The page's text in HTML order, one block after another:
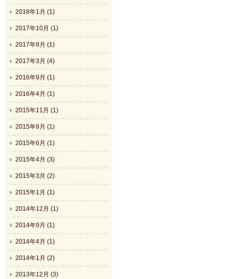
2018年1月 (1)
2017年10月 (1)
2017年9月 (1)
2017年3月 (4)
2016年9月 (1)
2016年4月 (1)
2015年11月 (1)
2015年9月 (1)
2015年6月 (1)
2015年4月 (3)
2015年3月 (2)
2015年1月 (1)
2014年12月 (1)
2014年9月 (1)
2014年4月 (1)
2014年1月 (2)
2013年12月 (3)